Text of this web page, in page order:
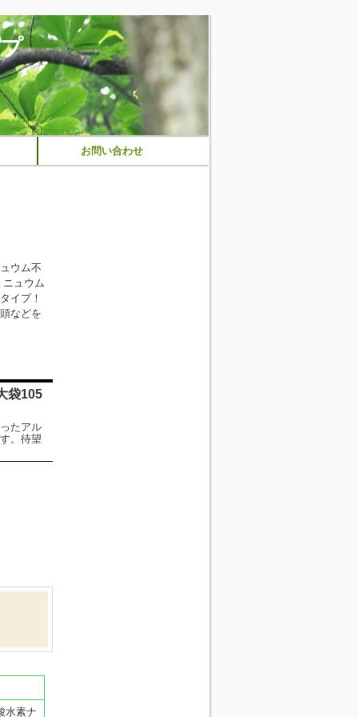
お問い合わせ
ウム不
ュウム
イプ！
などを
袋105
たアル
。待望
水素ナ